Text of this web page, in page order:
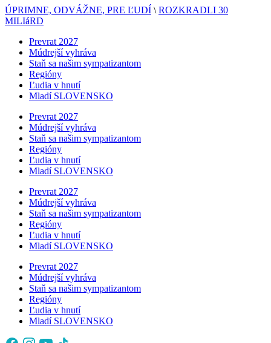
ÚPRIMNE, ODVÁŽNE, PRE ĽUDÍ \ ROZKRADLI 30
MILIáRD
Prevrat 2027
Múdrejší vyhráva
Staň sa našim sympatizantom
Regióny
Ľudia v hnutí
Mladí SLOVENSKO
Prevrat 2027
Múdrejší vyhráva
Staň sa našim sympatizantom
Regióny
Ľudia v hnutí
Mladí SLOVENSKO
Prevrat 2027
Múdrejší vyhráva
Staň sa našim sympatizantom
Regióny
Ľudia v hnutí
Mladí SLOVENSKO
Prevrat 2027
Múdrejší vyhráva
Staň sa našim sympatizantom
Regióny
Ľudia v hnutí
Mladí SLOVENSKO